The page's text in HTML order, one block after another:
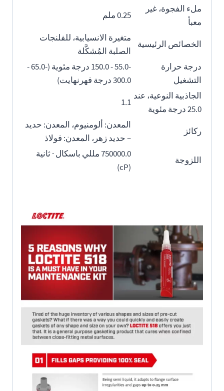
ملء الفجوة، غير
معبأ
0.25 ملم
الخصائص الرئيسية
متغيرة الانسيابية، للفلنجات
الصلبة المُشكَّلة
درجة حرارة
التشغيل
-55.0 - 150.0 درجة مئوية (-65.0 -
300.0 درجة فهرنهايت)
الجاذبية النوعية، عند
25.0 درجة مئوية
1.1
ركائز
المعدن: ألومنيوم، المعدن: حديد
– حديد زهر، المعدن: فولاذ
اللزوجة
750000.0 مللي باسكال · ثانية
(cP)